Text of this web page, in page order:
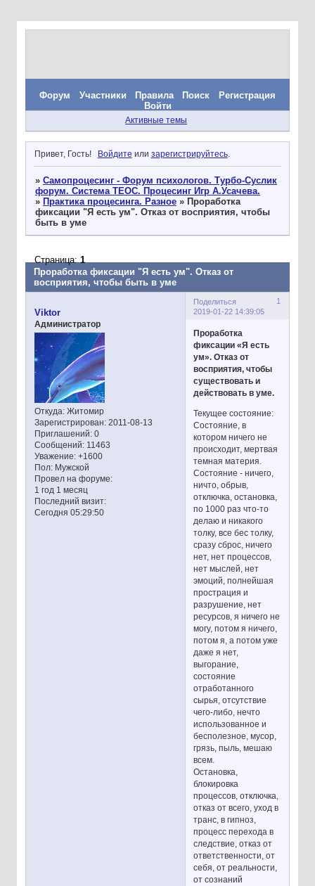
Форум Участники Правила Поиск
Регистрация
Войти
Активные темы
Привет, Гость! Войдите или зарегистрируйтесь.
» Самопроцесинг - Форум психологов. Турбо-Суслик
форум. Система ТЕОС. Процесинг Игр А.Усачева.
» Практика процесинга. Разное » Проработка
фиксации "Я есть ум". Отказ от восприятия, чтобы
быть в уме
Проработка фиксации "Я есть ум". Отказ от
восприятия, чтобы быть в уме
Страница:1
Поделиться
1
2019-01-22 14:39:05
Viktor
Администратор
Откуда:Житомир
Зарегистрирован: 2011-08-13
Приглашений:0
Сообщений:11463
Уважение: +1600
Пол:Мужской
Провел на форуме:
1 год 1 месяц
Последний визит:
Сегодня 05:29:50
Проработка
фиксации «Я есть
ум». Отказ от
восприятия, чтобы
существовать и
действовать в уме.
Текущее состояние:
Состояние, в
котором ничего не
происходит, мертвая
темная материя.
Состояние - ничего,
ничто, обрыв,
отключка, остановка,
по 1000 раз что-то
делаю и никакого
толку, все бес толку,
сразу сброс, ничего
нет, нет процессов,
нет мыслей, нет
эмоций, полнейшая
прострация и
разрушение, нет
ресурсов, я ничего не
могу, потом я ничего,
потом я, а потом уже
даже я нет,
выгорание,
состояние
отработанного
сырья, отсутствие
чего-либо, нечто
использованное и
бесполезное, мусор,
грязь, пыль, мешаю
всем.
Остановка,
блокировка
процессов, отключка,
отказ от всего, уход в
транс, в гипноз,
процесс перехода в
следствие, отказ от
ответственности, от
себя, от реальности,
от сознаний